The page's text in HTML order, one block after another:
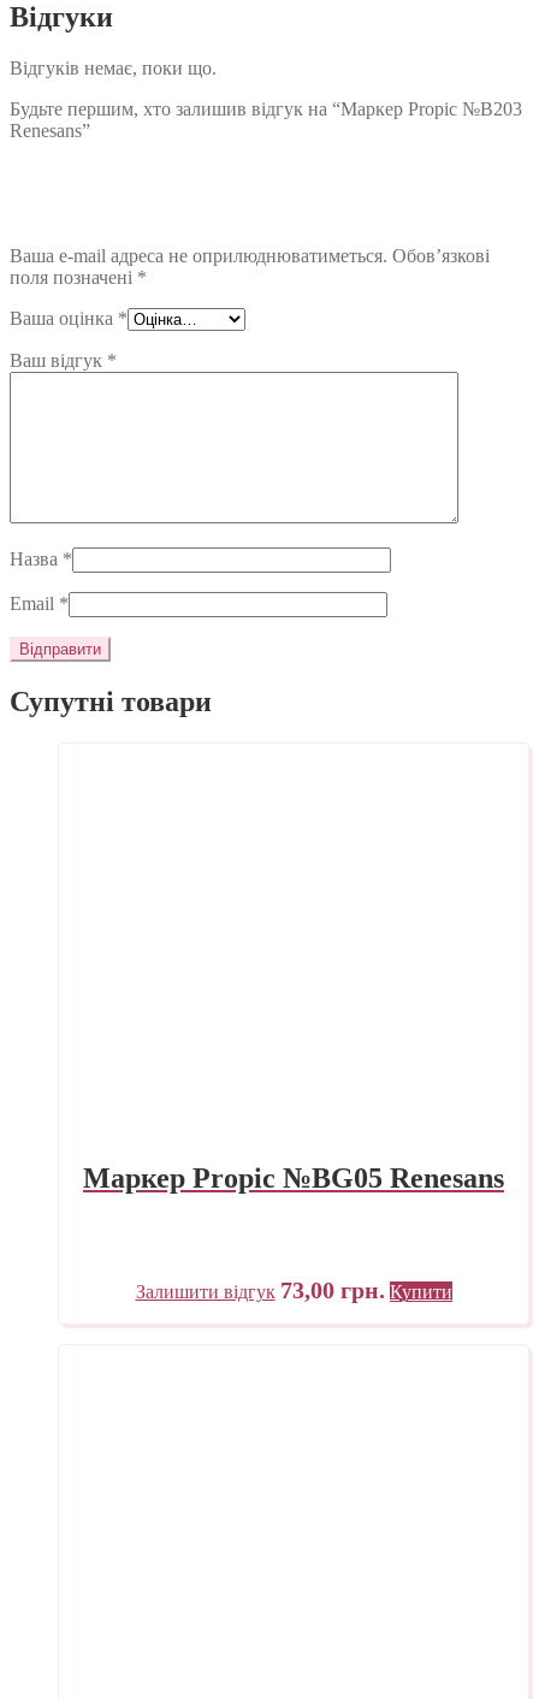
Відгуки
Відгуків немає, поки що.
Будьте першим, хто залишив відгук на “Маркер Propic №B203
Renesans”
Ваша e-mail адреса не оприлюднюватиметься. Обов’язкові
поля позначені *
Ваша оцінка *
Ваш відгук *
Назва *
Email *
Супутні товари
Маркер Propic №BG05 Renesans
Залишити відгук 73,00 грн. Купити